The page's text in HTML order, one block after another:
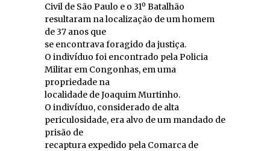
Civil de São Paulo e o 31º Batalhão
resultaram na localização de um homem
de 37 anos que
se encontrava foragido da justiça.
O indivíduo foi encontrado pela Policia
Militar em Congonhas, em uma
propriedade na
localidade de Joaquim Murtinho.
O indivíduo, considerado de alta
periculosidade, era alvo de um mandado de
prisão de
recaptura expedido pela Comarca de